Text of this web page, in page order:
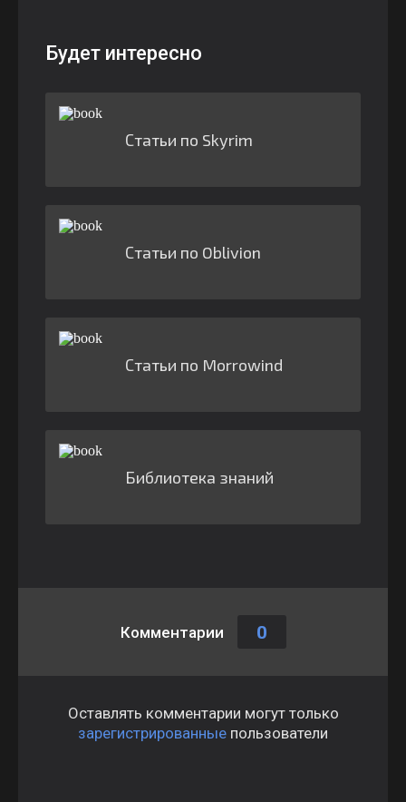
Будет интересно
Статьи по Skyrim
Статьи по Oblivion
Статьи по Morrowind
Библиотека знаний
Комментарии 0
Оставлять комментарии могут только
зарегистрированные пользователи